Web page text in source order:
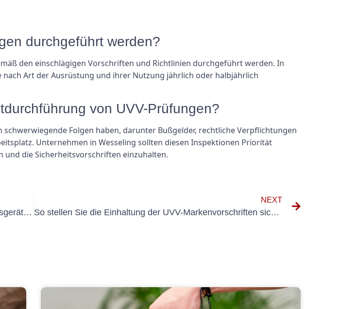
durchgeführt werden?
den einschlägigen Vorschriften und Richtlinien durchgeführt werden. In
Art der Ausrüstung und ihrer Nutzung jährlich oder halbjährlich
von UVV-Prüfungen?
Folgen haben, darunter Bußgelder, rechtliche Verpflichtungen
Unternehmen in Wesseling sollten diesen Inspektionen Priorität
die Sicherheitsvorschriften einzuhalten.
Tipps zur Auswahl der richtigen ortsveränderlichen Messgeräte für Ihr Unternehmen
NEXT
So stellen Sie die Einhaltung der UVV-Markenvorschriften sicher